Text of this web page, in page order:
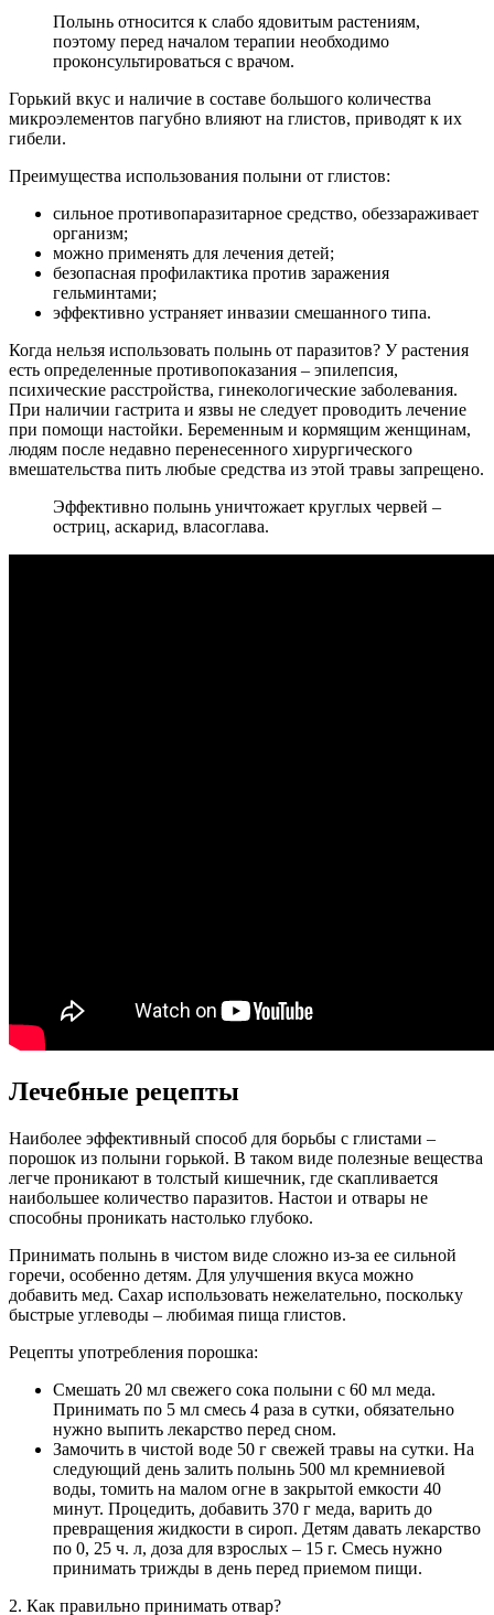
Полынь относится к слабо ядовитым растениям,
поэтому перед началом терапии необходимо
проконсультироваться с врачом.
Горький вкус и наличие в составе большого количества
микроэлементов пагубно влияют на глистов, приводят к их
гибели.
Преимущества использования полыни от глистов:
сильное противопаразитарное средство, обеззараживает
организм;
можно применять для лечения детей;
безопасная профилактика против заражения
гельминтами;
эффективно устраняет инвазии смешанного типа.
Когда нельзя использовать полынь от паразитов? У растения
есть определенные противопоказания – эпилепсия,
психические расстройства, гинекологические заболевания.
При наличии гастрита и язвы не следует проводить лечение
при помощи настойки. Беременным и кормящим женщинам,
людям после недавно перенесенного хирургического
вмешательства пить любые средства из этой травы запрещено.
Эффективно полынь уничтожает круглых червей –
остриц, аскарид, власоглава.
Лечебные рецепты
Наиболее эффективный способ для борьбы с глистами –
порошок из полыни горькой. В таком виде полезные вещества
легче проникают в толстый кишечник, где скапливается
наибольшее количество паразитов. Настои и отвары не
способны проникать настолько глубоко.
Принимать полынь в чистом виде сложно из-за ее сильной
горечи, особенно детям. Для улучшения вкуса можно
добавить мед. Сахар использовать нежелательно, поскольку
быстрые углеводы – любимая пища глистов.
Рецепты употребления порошка:
Смешать 20 мл свежего сока полыни с 60 мл меда.
Принимать по 5 мл смесь 4 раза в сутки, обязательно
нужно выпить лекарство перед сном.
Замочить в чистой воде 50 г свежей травы на сутки. На
следующий день залить полынь 500 мл кремниевой
воды, томить на малом огне в закрытой емкости 40
минут. Процедить, добавить 370 г меда, варить до
превращения жидкости в сироп. Детям давать лекарство
по 0, 25 ч. л, доза для взрослых – 15 г. Смесь нужно
принимать трижды в день перед приемом пищи.
2. Как правильно принимать отвар?